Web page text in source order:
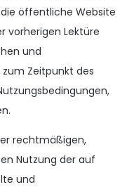
öffentliche Website
vorherigen Lektüre
und
Zeitpunkt des
rechtmäßigen,
Nutzung der auf
und